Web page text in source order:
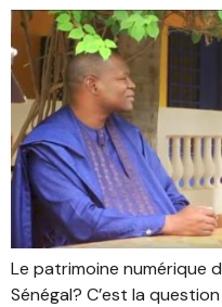
Le patrimoine numérique
Sénégal? C’est la